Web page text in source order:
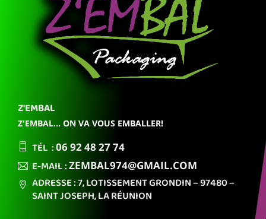
Z'EMBAL
Z'EMBAL... ON VA VOUS EMBALLER!
TÉL :06 9248 27 74
E-MAIL :ZEMBAL974@GMAIL.COM
ADRESSE : 7, LOTISSEMENT GRONDIN– 97480 –
SAINT JOSEPH,LA RÉUNION